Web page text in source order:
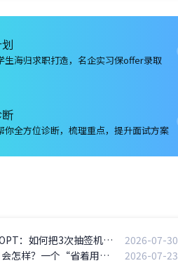
生海归求职打造，名企实习保offer录取
你全方位诊断，梳理重点，提升面试方案
STEM专业36个月OPT：如何把3次抽签机会用到极致？
2026-07-30
全职CPT满12个月会怎样？一个“省着用”的代价
2026-07-23